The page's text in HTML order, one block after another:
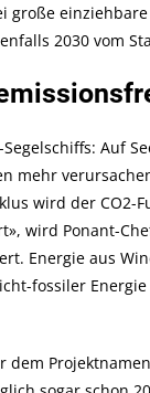
große einziehbare
2030 vom
Auf
mehr
wird der CO2-
wird Ponant-
Energie aus
fossiler
dem